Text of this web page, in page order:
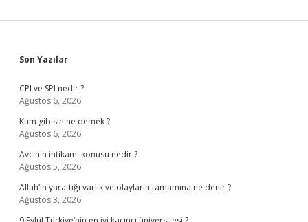
Sidebar
Son Yazılar
CPI ve SPI nedir ?
Ağustos 6, 2026
Kum gibisin ne demek ?
Ağustos 6, 2026
Avcının intikamı konusu nedir ?
Ağustos 5, 2026
Allah’ın yarattığı varlık ve olaylarin tamamına ne denir ?
Ağustos 3, 2026